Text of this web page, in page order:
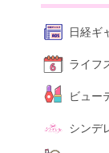
日経ギ
ライフ
ビュー
シンデ